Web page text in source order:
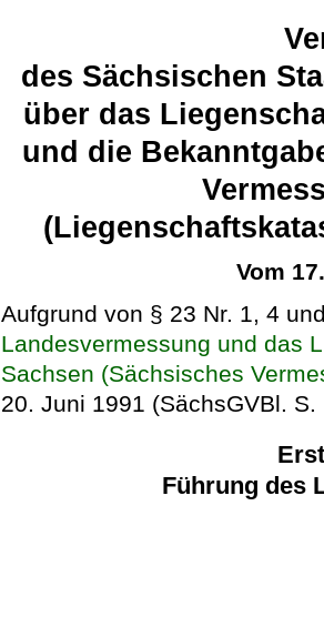
des Sächsischen
über das
und die
Vom
Aufgrund von § 23 Nr. 1, 4
Landesvermessung und das
Sachsen (Sächsisches
20. Juni 1991 (SächsGVBl.
Führung des